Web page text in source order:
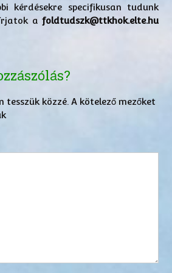
kérdésekre specifikusan tudunk
a foldtudszk@ttkhok.elte.hu
tesszük közzé. A kötelező mezőket